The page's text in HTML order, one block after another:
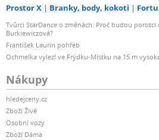
Prostor X Branky, body, kokoti
Tvůrci StarDance o změnách: Proč budou
Burkiewiczová?
František Laurin pohřeb
Ochmelka vylezl ve Frýdku-Místku na 15 m
Nákupy
hledejceny.cz
Zboží Živě
Osobní vozy
Zboží Dáma